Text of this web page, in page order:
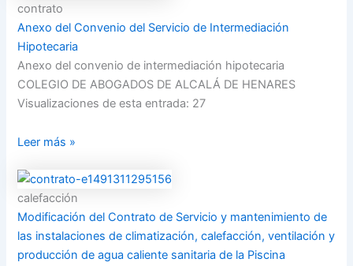
contrato
Anexo del Convenio del Servicio de Intermediación
Hipotecaria
Anexo del convenio de intermediación hipotecaria
COLEGIO DE ABOGADOS DE ALCALÁ DE HENARES
Visualizaciones de esta entrada: 27
Leer más »
calefacción
Modificación del Contrato de Servicio y mantenimiento de
las instalaciones de climatización, calefacción, ventilación y
producción de agua caliente sanitaria de la Piscina